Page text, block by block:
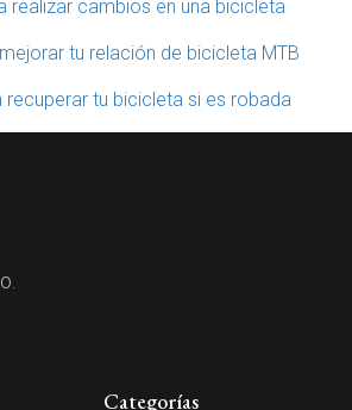
realizar cambios en una bicicleta
tu relación de bicicleta MTB
recuperar tu bicicleta si es robada
Categorías